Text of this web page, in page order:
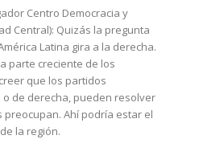
Centro Democracia y
Central): Quizás la pregunta
Latina gira a la derecha.
parte creciente de los
que los partidos
de derecha, pueden resolver
Ahí podría estar el
la región.